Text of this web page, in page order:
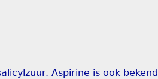
Aspirine is ook bekend